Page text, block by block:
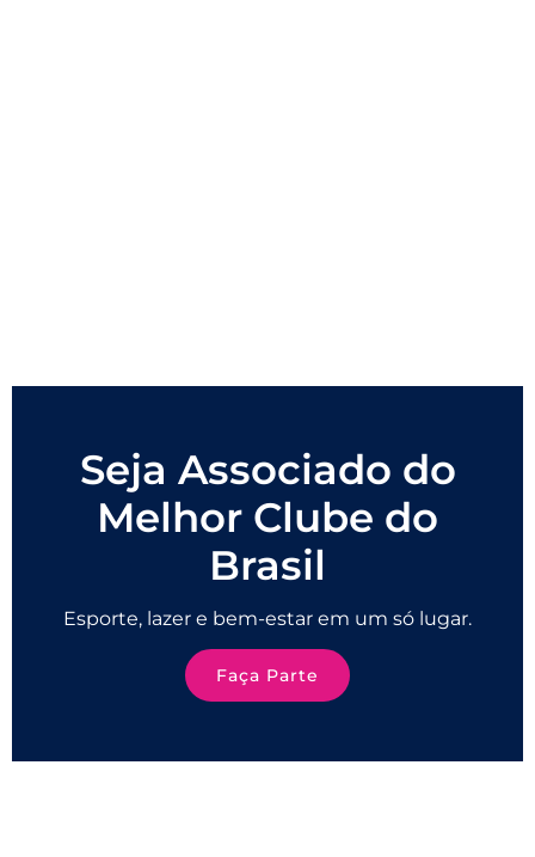
Seja Associado do
Melhor Clube do
Brasil
Esporte, lazer e bem-estar em um só lugar.
Faça Parte